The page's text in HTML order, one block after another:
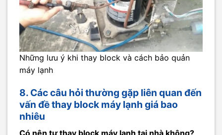
Những lưu ý khi thay block và cách bảo quản
máy lạnh
8. Các câu hỏi thường gặp liên quan đến
vấn đề thay block máy lạnh giá bao
nhiêu
Có nên tự thay block máy lạnh tại nhà không?